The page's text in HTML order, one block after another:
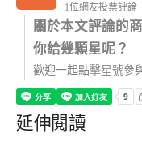
1位網友投票評論
關於本文評論的
你給幾顆星呢？
歡迎一起點擊星號參
延伸閱讀